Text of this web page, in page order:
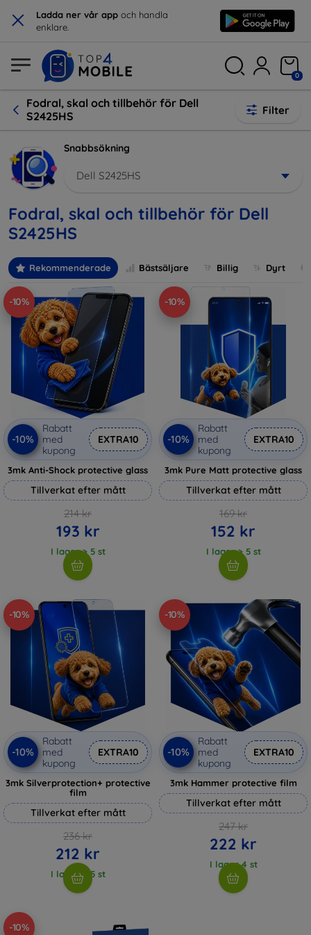
× Ladda ner vår app och handla
enklare.
0
Fodral, skal och tillbehör för Dell
S2425HS
Filter
Snabbsökning
Dell S2425HS
Fodral, skal och tillbehör för Dell
S2425HS
Rekommenderade Bästsäljare Billig Dyrt
-10%
-10%
Rabatt
med
kupong
EXTRA10
3mk Anti-Shock protective glass
Tillverkat efter mått
214 kr
193 kr
I lager > 5 st
-10%
-10%
Rabatt
med
kupong
EXTRA10
3mk Pure Matt protective glass
Tillverkat efter mått
169 kr
152 kr
I lager > 5 st
-10%
-10%
Rabatt
med
kupong
EXTRA10
3mk Silverprotection+ protective
film
Tillverkat efter mått
236 kr
212 kr
I lager > 5 st
-10%
-10%
Rabatt
med
kupong
EXTRA10
3mk Hammer protective film
Tillverkat efter mått
247 kr
222 kr
I lager 4 st
-10%